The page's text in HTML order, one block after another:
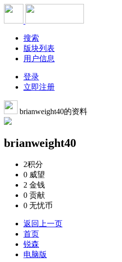
搜索
版块列表
用户信息
登录
立即注册
brianweight40的资料
brianweight40
2积分
0 威望
2 金钱
0 贡献
0 无忧币
返回上一页
首页
锐森
电脑版